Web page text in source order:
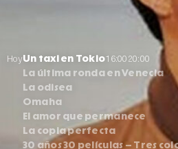
HoyUn taxi en Tokio16:0020:00
La última ronda en Venecia
La odisea
Omaha
El amor que permanece
La copia perfecta
30 años 30 películas – Tres